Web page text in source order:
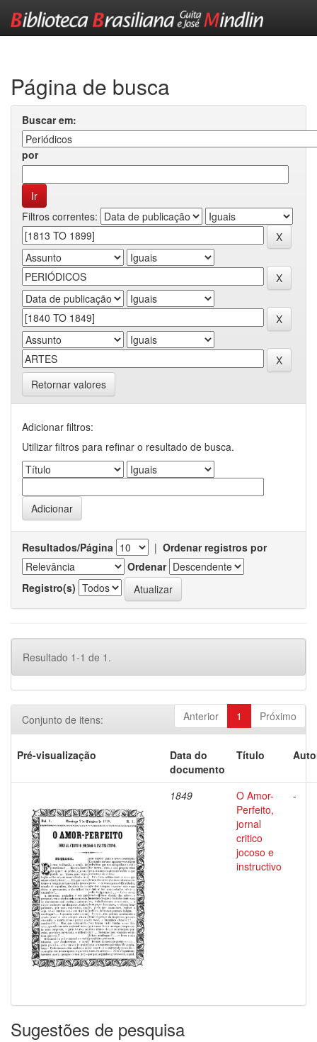
Página de busca
Buscar em:
por
Filtros correntes:
Retornar valores
Adicionar filtros:
Utilizar filtros para refinar o resultado de busca.
Resultados/Página | Ordenar registros por
Ordenar
Registro(s)
Resultado 1-1 de 1.
Anterior 1 Próximo
Conjunto de itens:
Pré-visualização
Data do
documento
Título
1849
O Amor-
Perfeito,
jornal
critico
jocoso e
instructivo
-
Sugestões de pesquisa